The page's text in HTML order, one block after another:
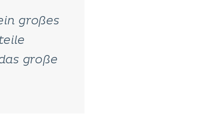
großes
große